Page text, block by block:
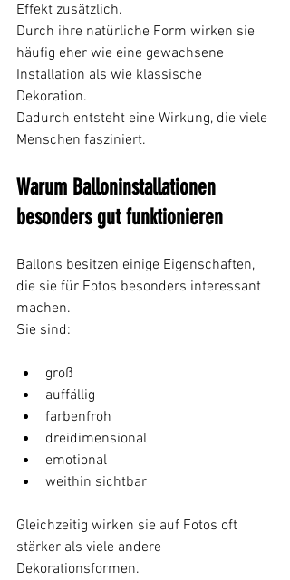
Effekt zusätzlich.
Durch ihre natürliche Form wirken sie
häufig eher wie eine gewachsene
Installation als wie klassische
Dekoration.
Dadurch entsteht eine Wirkung, die viele
Menschen fasziniert.
Warum Balloninstallationen
besonders gut funktionieren
Ballons besitzen einige Eigenschaften,
die sie für Fotos besonders interessant
machen.
Sie sind:
groß
auffällig
farbenfroh
dreidimensional
emotional
weithin sichtbar
Gleichzeitig wirken sie auf Fotos oft
stärker als viele andere
Dekorationsformen.